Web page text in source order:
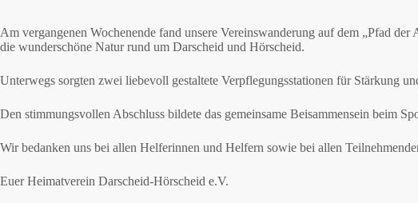
Am vergangenen Wochenende fand unsere Vereinswanderung auf dem „Pfad
die wunderschöne Natur rund um Darscheid und Hörscheid.
Unterwegs sorgten zwei liebevoll gestaltete Verpflegungsstationen für Stärkung
Den stimmungsvollen Abschluss bildete das gemeinsame Beisammensein beim
Wir bedanken uns bei allen Helferinnen und Helfern sowie bei allen
Euer Heimatverein Darscheid-Hörscheid e.V.